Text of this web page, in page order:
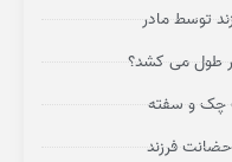
توسط مادر
طول می کشد؟
چک و سفته
فرزند